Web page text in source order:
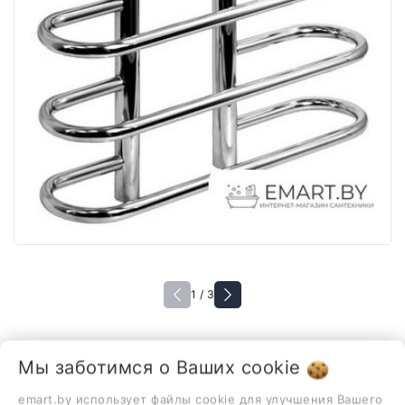
1 / 3
В наличии
Полотенцесушитель Ростела
Мы заботимся о Ваших cookie
emart.by использует файлы cookie для улучшения Вашего